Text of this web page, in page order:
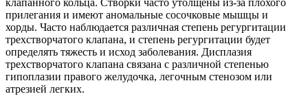
прилегания и имеют аномальные сосочковые мышцы и
хорды. Часто наблюдается различная степень регургитации
трехстворчатого клапана, и степень регургитации будет
определять тяжесть и исход заболевания. Дисплазия
трехстворчатого клапана связана с различной степенью
гипоплазии правого желудочка, легочным стенозом или
атрезией легких.